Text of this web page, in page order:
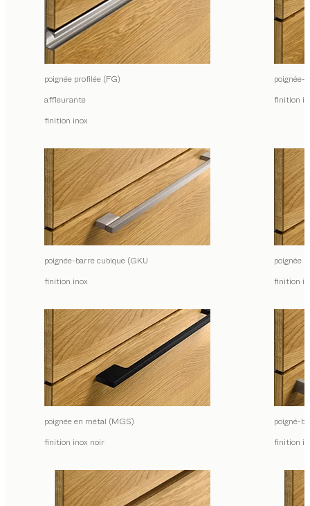
poignée profilée (FG)
affleurante
finition inox
poignée-
finition
poignée-barre cubique (GKU
finition inox
poignée
finition
poignée en métal (MGS)
finition inox noir
poigné-
finition